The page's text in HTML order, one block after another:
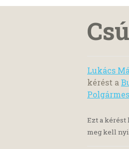
Lukács
kérést a
Ezt a kérést
meg kell